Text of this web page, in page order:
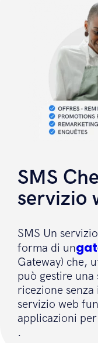
SMS
servizio
SMS Un
forma di un
Gateway) che,
può gestire
ricezione
servizio web
applicazioni
.